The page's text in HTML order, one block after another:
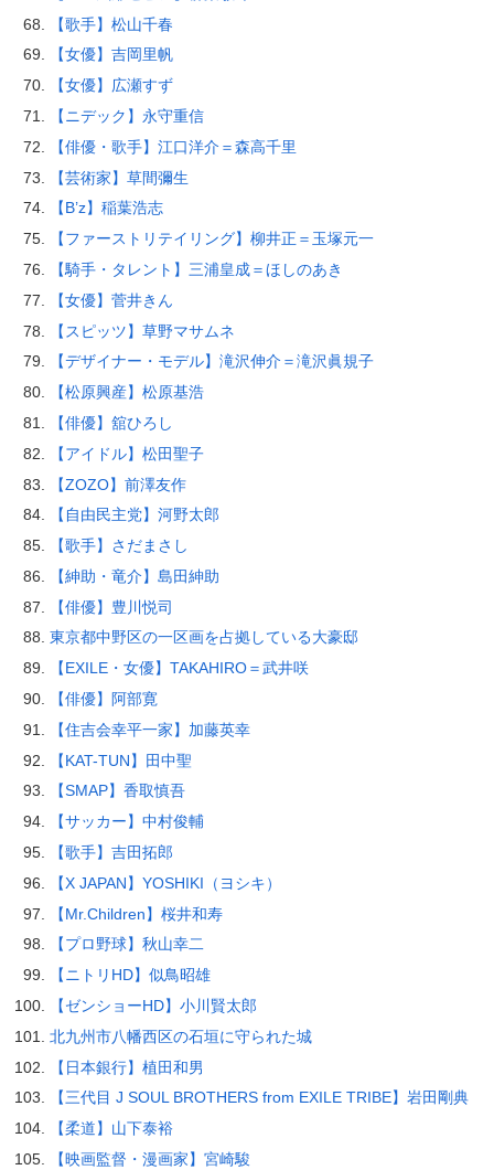
【歌手】松山千春
【女優】吉岡里帆
【女優】広瀬すず
【ニデック】永守重信
【俳優・歌手】江口洋介＝森高千里
【芸術家】草間彌生
【B’z】稲葉浩志
【ファーストリテイリング】柳井正＝玉塚元一
【騎手・タレント】三浦皇成＝ほしのあき
【女優】菅井きん
【スピッツ】草野マサムネ
【デザイナー・モデル】滝沢伸介＝滝沢眞規子
【松原興産】松原基浩
【俳優】舘ひろし
【アイドル】松田聖子
【ZOZO】前澤友作
【自由民主党】河野太郎
【歌手】さだまさし
【紳助・竜介】島田紳助
【俳優】豊川悦司
東京都中野区の一区画を占拠している大豪邸
【EXILE・女優】TAKAHIRO＝武井咲
【俳優】阿部寛
【住吉会幸平一家】加藤英幸
【KAT-TUN】田中聖
【SMAP】香取慎吾
【サッカー】中村俊輔
【歌手】吉田拓郎
【X JAPAN】YOSHIKI（ヨシキ）
【Mr.Children】桜井和寿
【プロ野球】秋山幸二
【ニトリHD】似鳥昭雄
【ゼンショーHD】小川賢太郎
北九州市八幡西区の石垣に守られた城
【日本銀行】植田和男
【三代目 J SOUL BROTHERS from EXILE TRIBE】岩田剛典
【柔道】山下泰裕
【映画監督・漫画家】宮崎駿